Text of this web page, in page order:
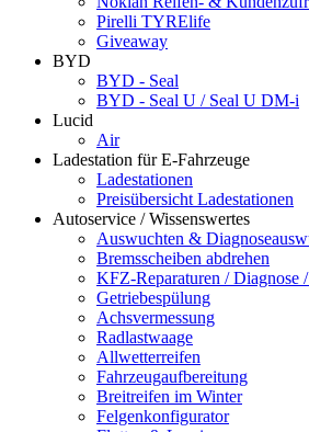
Pirelli TYRElife
Giveaway
BYD
BYD - Seal
BYD - Seal U / Seal U DM-i
Lucid
Air
Ladestation für E-Fahrzeuge
Ladestationen
Preisübersicht Ladestationen
Autoservice / Wissenswertes
Auswuchten &
Bremsscheiben abdrehen
KFZ-Reparaturen / Diagnose
Getriebespülung
Achsvermessung
Radlastwaage
Allwetterreifen
Fahrzeugaufbereitung
Breitreifen im Winter
Felgenkonfigurator